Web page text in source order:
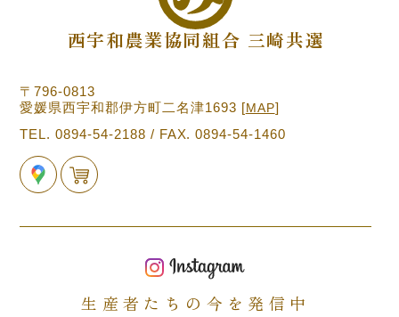
西宇和農業協同組合 三崎共選
〒796-0813
愛媛県西宇和郡伊方町二名津1693 [MAP]
TEL. 0894-54-2188 / FAX. 0894-54-1460
生産者たちの今を発信中